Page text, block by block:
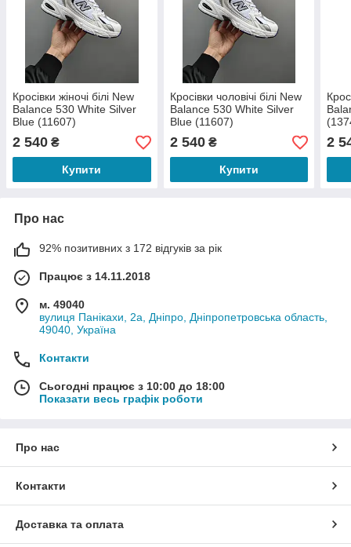
Кросівки жіночі білі New
Balance 530 White Silver
Blue (11607)
2 540 ₴
Купити
Кросівки чоловічі білі New
Balance 530 White Silver
Blue (11607)
2 540₴
Купити
2
Про нас
92% позитивних з 172 відгуків за рік
Працює з 14.11.2018
м. 49040
вулиця Панікахи, 2а, Дніпро, Дніпропетровська область,
49040, Україна
Контакти
Сьогодні працює з 10:00 до 18:00
Показати весь графік роботи
Про нас
Контакти
Доставка та оплата